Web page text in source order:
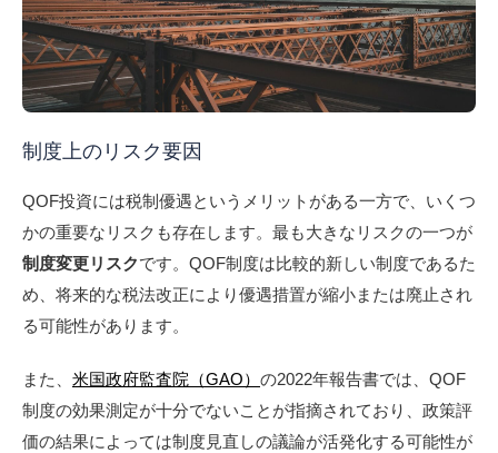
制度上のリスク要因
QOF投資には税制優遇というメリットがある一方で、いくつ
かの重要なリスクも存在します。最も大きなリスクの一つが
制度変更リスクです。QOF制度は比較的新しい制度であるた
め、将来的な税法改正により優遇措置が縮小または廃止され
る可能性があります。
また、 米国政府監査院（GAO） の2022年報告書では、QOF
制度の効果測定が十分でないことが指摘されており、政策評
価の結果によっては制度見直しの議論が活発化する可能性が